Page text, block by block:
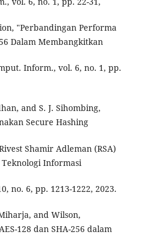
"Perbandingan Performa
Dalam Membangkitkan
Inform., vol. 6, no. 1, pp.
and S. J. Sihombing,
Secure Hashing
Shamir Adleman (RSA)
Informasi
no. 6, pp. 1213-1222, 2023.
and Wilson,
128 dan SHA-256 dalam